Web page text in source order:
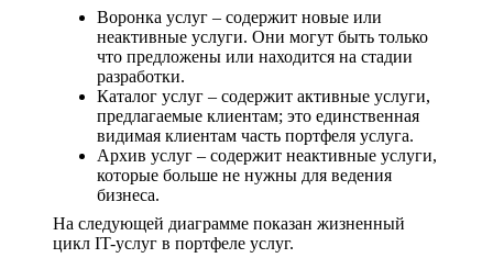
Воронка услуг – содержит новые или
неактивные услуги. Они могут быть только
что предложены или находится на стадии
разработки.
Каталог услуг – содержит активные услуги,
предлагаемые клиентам; это единственная
видимая клиентам часть портфеля услуга.
Архив услуг – содержит неактивные услуги,
которые больше не нужны для ведения
бизнеса.
На следующей диаграмме показан жизненный
цикл IT-услуг в портфеле услуг.